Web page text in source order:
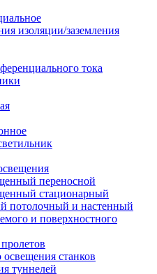
изоляции/заземления
тока
переносной
стационарный
потолочный и настенный
и поверхностного
станков
туннелей